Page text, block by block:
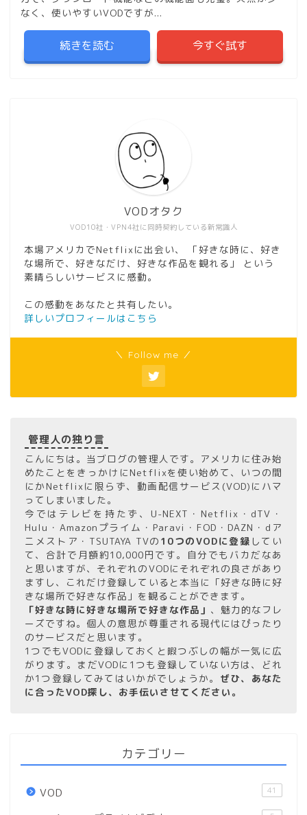
なく、使いやすいVODですが...
続きを読む 今すぐ試す
VOD10社・VPN4社に同時契約している新常識人
VODオタク
本場アメリカでNetflixに出会い、 「好きな時に、好き
な場所で、好きなだけ、好きな作品を観れる」 という
素晴らしいサービスに感動。
この感動をあなたと共有したい。
詳しいプロフィールはこちら
＼ Follow me ／
管理人の独り言
こんにちは。当ブログの管理人です。アメリカに住み始
めたことをきっかけにNetflixを使い始めて、いつの間
にかNetflixに限らず、動画配信サービス(VOD)にハマ
ってしまいました。
今ではテレビを持たず、U-NEXT・Netflix・dTV・
Hulu・Amazonプライム・Paravi・FOD・DAZN・dア
ニメストア・TSUTAYA TVの 10つのVODに登録 してい
て、合計で月額約10,000円です。自分でもバカだなあ
と思いますが、それぞれのVODにそれぞれの良さがあり
ますし、これだけ登録していると本当に「好きな時に好
きな場所で好きな作品」を観ることができます。
「好きな時に好きな場所で好きな作品」 、魅力的なフレ
ーズですね。個人の意思が尊重される現代にはぴったり
のサービスだと思います。
1つでもVODに登録しておくと暇つぶしの幅が一気に広
がります。まだVODに1つも登録していない方は、どれ
か1つ登録してみてはいかがでしょうか。 ぜひ、あなた
に合ったVOD探し、お手伝いさせてください。
カテゴリー
VOD 41